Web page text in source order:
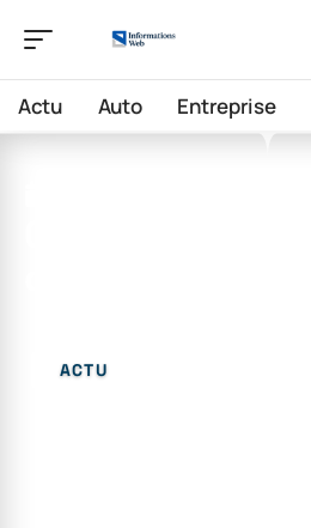
Actu Auto Entreprise
ACTU